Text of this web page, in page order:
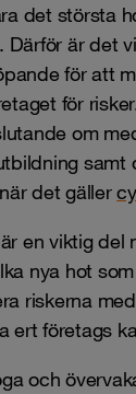
det största
. Därför är det
för att
för
om
samt
det gäller
en viktig del
nya hot
riskerna
ert företags
och